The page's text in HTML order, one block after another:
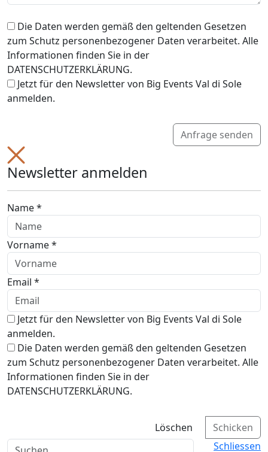
Die Daten werden gemäß den geltenden Gesetzen
zum Schutz personenbezogener Daten verarbeitet. Alle
Informationen finden Sie in der
DATENSCHUTZERKLÄRUNG.
Jetzt für den Newsletter von Big Events Val di Sole
anmelden.
Anfrage senden
Newsletter anmelden
Name *
Vorname *
Email *
Jetzt für den Newsletter von Big Events Val di Sole
anmelden.
Die Daten werden gemäß den geltenden Gesetzen
zum Schutz personenbezogener Daten verarbeitet. Alle
Informationen finden Sie in der
DATENSCHUTZERKLÄRUNG.
Löschen
Schicken
Schliessen